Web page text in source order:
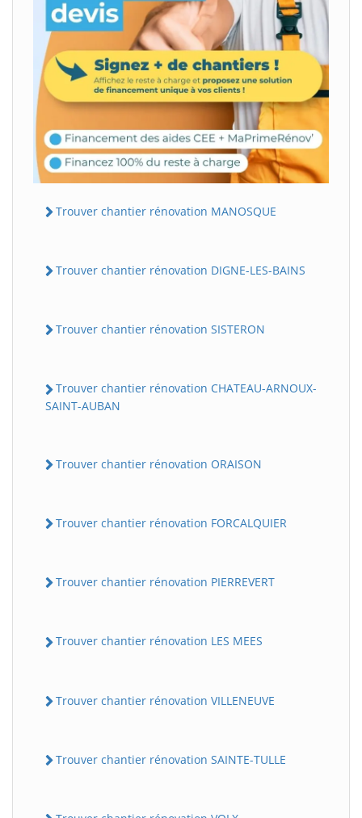
Trouver chantier rénovation MANOSQUE
Trouver chantier rénovation DIGNE-LES-BAINS
Trouver chantier rénovation SISTERON
Trouver chantier rénovation CHATEAU-ARNOUX-
SAINT-AUBAN
Trouver chantier rénovation ORAISON
Trouver chantier rénovation FORCALQUIER
Trouver chantier rénovation PIERREVERT
Trouver chantier rénovation LES MEES
Trouver chantier rénovation VILLENEUVE
Trouver chantier rénovation SAINTE-TULLE